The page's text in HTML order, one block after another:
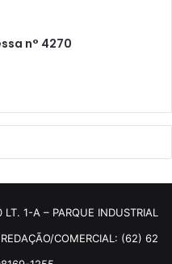
n° 4270
1-A – PARQUE INDUSTRIAL
COMERCIAL: (62) 62